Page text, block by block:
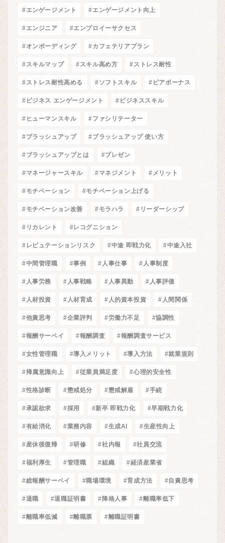
#エンゲージメント #エンゲージメント向上
#エンジニア #エンプロイーサクセス
#オンボーディング #カフェテリアプラン
#スキルマップ #スキル高め方 #ストレス耐性
#ストレス耐性高める #ソフトスキル #ピアボーナス
#ビジネス エンゲージメント #ビジネススキル
#ヒューマンスキル #ファシリテーター
#ブラッシュアップ #ブラッシュアップ 使い方
#ブラッシュアップとは #プレゼン
#マネージャースキル #マネジメント #メリット
#モチベーション #モチベーション上げる
#モチベーション改善 #モラハラ #リーダーシップ
#リカレント #レコグニション
#レピュテーションリスク #中途 即戦力化 #中途入社
#中間管理職 #事例 #人事仕事 #人事制度
#人事労務 #人事戦略 #人事異動 #人事評価
#人材投資 #人材育成 #人的資本投資 #人間関係
#他責思考 #企業評判 #労働力不足 #協調性
#報酬サーベイ #報酬調査 #報酬調査サービス
#女性管理職 #導入メリット #導入方法 #就業規則
#帰属意識向上 #従業員満足度 #心理的安全性
#性格診断 #懲戒処分 #懲戒解雇 #手続
#承認欲求 #採用 #新卒 即戦力化 #早期戦力化
#有給消化 #業務内容 #生成AI #生産性向上
#産休後復帰 #研修 #社内報 #社員交流
#福利厚生 #管理職 #組織 #経済産業省
#総報酬サーベイ #職場環境 #育成方法 #自責思考
#退職 #退職証明書 #降格人事 #離職率低下
#離職率低減 #離職票 #離職証明書